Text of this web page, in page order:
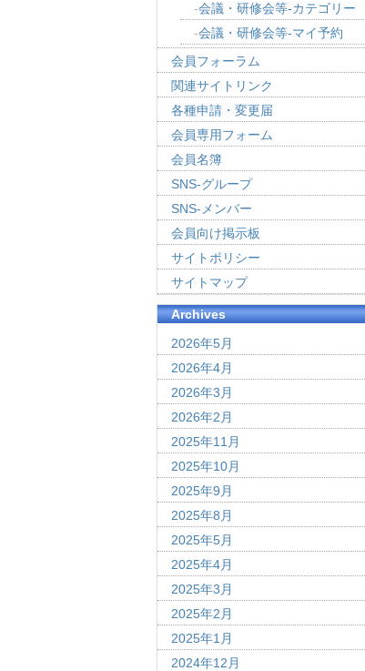
会議・研修会等-カテゴリー
会議・研修会等-マイ予約
会員フォーラム
関連サイトリンク
各種申請・変更届
会員専用フォーム
会員名簿
SNS-グループ
SNS-メンバー
会員向け掲示板
サイトポリシー
サイトマップ
Archives
2026年5月
2026年4月
2026年3月
2026年2月
2025年11月
2025年10月
2025年9月
2025年8月
2025年5月
2025年4月
2025年3月
2025年2月
2025年1月
2024年12月